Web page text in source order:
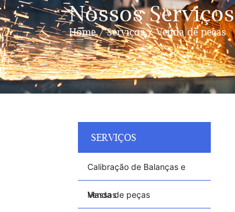
Nossos Serviços
Home Serviços Venda de peças
SERVIÇOS
Calibração de Balanças e
Massas
Venda de peças